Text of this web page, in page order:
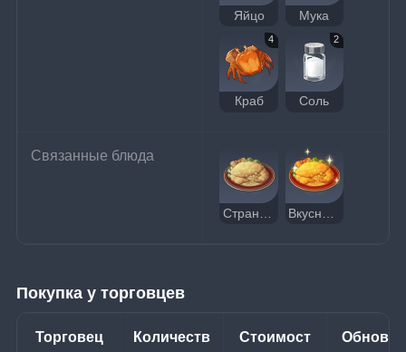
Яйцо Мука
4
Краб
2
Соль
Связанные блюда
Покупка у торговцев
Торговец
Количеств
Стоимост